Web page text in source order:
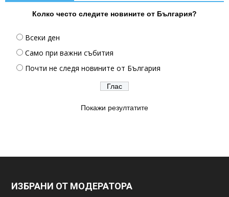
Колко често следите новините от България?
Всеки ден
Само при важни събития
Почти не следя новините от България
Покажи резултатите
ИЗБРАНИ ОТ МОДЕРАТОРА